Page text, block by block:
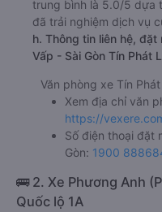
trung bình là 5.0/5 dựa
đã trải nghiệm dịch vụ
h. Thông tin liên hệ,
Vấp - Sài Gòn Tín Phát
Văn phòng xe Tín
Xem địa chỉ văn
https://
Số điện thoại đặt
Gòn: 1900
🚌 2. Xe Phương Anh
Quốc lộ 1A